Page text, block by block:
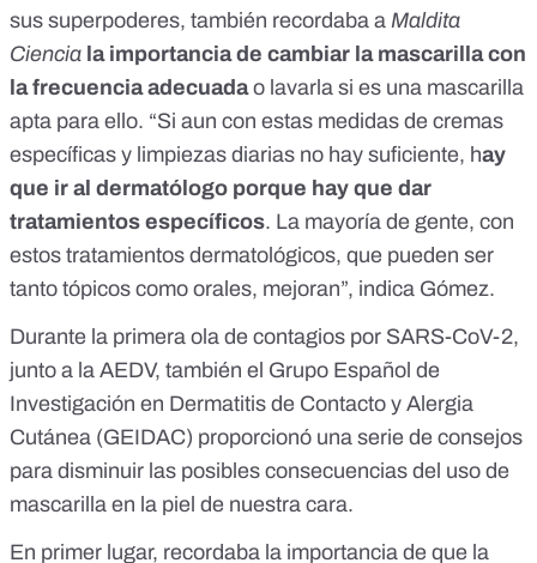
sus superpoderes, también recordaba a Maldita
Ciencia la importancia de cambiar la mascarilla con
la frecuencia adecuadao lavarla si es una mascarilla
apta para ello. “Si aun con estas medidas de cremas
específicas y limpiezas diarias no hay suficiente, hay
que ir al dermatólogo porque hay que dar
tratamientos específicos. La mayoría de gente, con
estos tratamientos dermatológicos, que pueden ser
tanto tópicos como orales, mejoran”, indica Gómez.
Durante la primera ola de contagios por SARS-CoV-2,
junto a la AEDV, también el Grupo Español de
Investigación en Dermatitis de Contacto y Alergia
Cutánea (GEIDAC) proporcionó una serie de consejos
para disminuir las posibles consecuencias del uso de
mascarilla en la piel de nuestra cara.
En primer lugar, recordaba la importancia de que la